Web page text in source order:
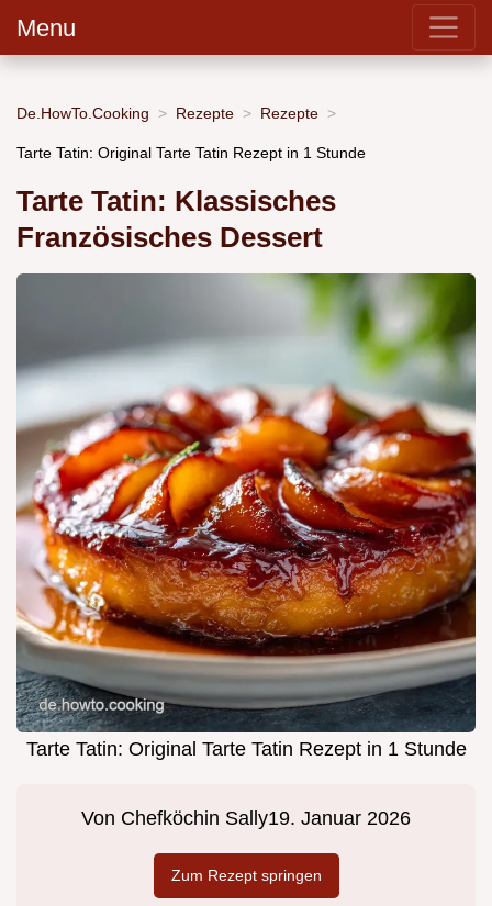
Menu
De.HowTo.Cooking Rezepte Rezepte
Tarte Tatin: Original Tarte Tatin Rezept in 1 Stunde
Tarte Tatin: Klassisches
Französisches Dessert
Tarte Tatin: Original Tarte Tatin Rezept in 1 Stunde
Von Chefköchin Sally19. Januar 2026
Zum Rezept springen